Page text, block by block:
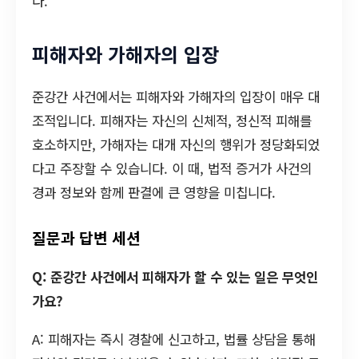
피해자와 가해자의 입장
준강간 사건에서는 피해자와 가해자의 입장이 매우 대
조적입니다. 피해자는 자신의 신체적, 정신적 피해를
호소하지만, 가해자는 대개 자신의 행위가 정당화되었
다고 주장할 수 있습니다. 이 때, 법적 증거가 사건의
경과 정보와 함께 판결에 큰 영향을 미칩니다.
질문과 답변 세션
Q: 준강간 사건에서 피해자가 할 수 있는 일은 무엇인
가요?
A: 피해자는 즉시 경찰에 신고하고, 법률 상담을 통해